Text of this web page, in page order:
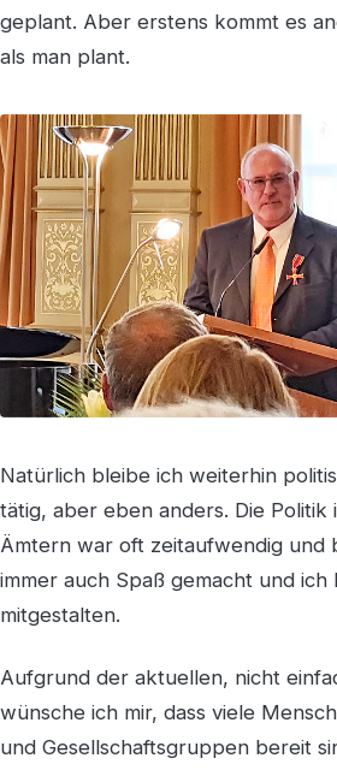
geplant. Aber erstens kommt es
als man plant.
Natürlich bleibe ich weiterhin
tätig, aber eben anders. Die Politik
Ämtern war oft zeitaufwendig und
immer auch Spaß gemacht und ich
mitgestalten.
Aufgrund der aktuellen, nicht
wünsche ich mir, dass viele
und Gesellschaftsgruppen bereit